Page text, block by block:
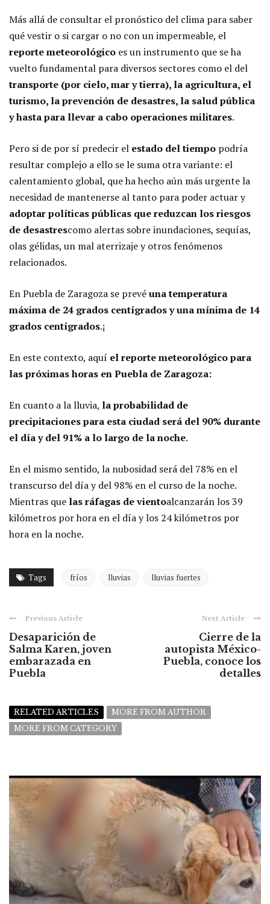
Más allá de consultar el pronóstico del clima para saber
qué vestir o si cargar o no con un impermeable, el
reporte meteorológico es un instrumento que se ha
vuelto fundamental para diversos sectores como el del
transporte (por cielo, mar y tierra), la agricultura, el
turismo, la prevención de desastres, la salud pública
y hasta para llevar a cabo operaciones militares.
Pero si de por sí predecir el estado del tiempo podría
resultar complejo a ello se le suma otra variante: el
calentamiento global, que ha hecho aún más urgente la
necesidad de mantenerse al tanto para poder actuar y
adoptar políticas públicas que reduzcan los riesgos
de desastrescomo alertas sobre inundaciones, sequías,
olas gélidas, un mal aterrizaje y otros fenómenos
relacionados.
En Puebla de Zaragoza se prevéuna temperatura
máxima de 24 grados centígrados y una mínima de 14
grados centígrados.¡
En este contexto, aquí el reporte meteorológico para
las próximas horas en Puebla de Zaragoza:
En cuanto a la lluvia, la probabilidad de
precipitaciones para esta ciudad será del 90% durante
el día y del 91% a lo largo de la noche.
En el mismo sentido, la nubosidad será del 78% en el
transcurso del día y del 98% en el curso de la noche.
Mientras que las ráfagas de vientoalcanzarán los 39
kilómetros por hora en el día y los 24 kilómetros por
hora en la noche.
Tags fríos lluvias lluvias fuertes
Previous Article
Desaparición de
Salma Karen, joven
embarazada en
Puebla
Next Article
Cierre de la
autopista México-
Puebla, conoce los
detalles
RELATED ARTICLES
MORE FROM AUTHOR
MORE FROM CATEGORY